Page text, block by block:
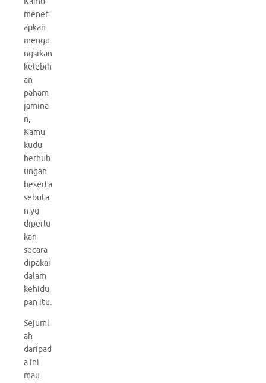
menet
apkan
mengu
ngsikan
kelebih
an
paham
jamina
n,
Kamu
kudu
berhub
ungan
beserta
sebuta
n yg
diperlu
kan
secara
dipakai
dalam
kehidu
pan itu.
Sejuml
ah
daripad
a ini
mau